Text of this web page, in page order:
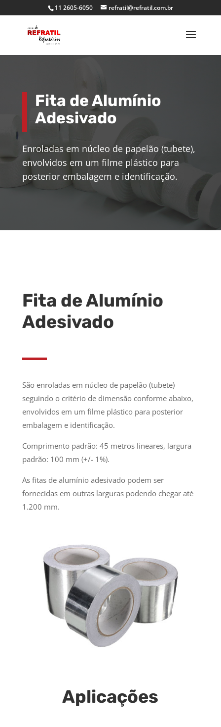
11 2605-6050 refratil@refratil.com.br
Fita de Alumínio
Adesivado
Enroladas em núcleo de papelão (tubete),
envolvidos em um filme plástico para
posterior embalagem e identificação.
Fita de Alumínio
Adesivado
São enroladas em núcleo de papelão (tubete)
seguindo o critério de dimensão conforme abaixo,
envolvidos em um filme plástico para posterior
embalagem e identificação.
Comprimento padrão: 45 metros lineares, largura
padrão: 100 mm (+/- 1%).
As fitas de alumínio adesivado podem ser
fornecidas em outras larguras podendo chegar até
1.200 mm.
Aplicações